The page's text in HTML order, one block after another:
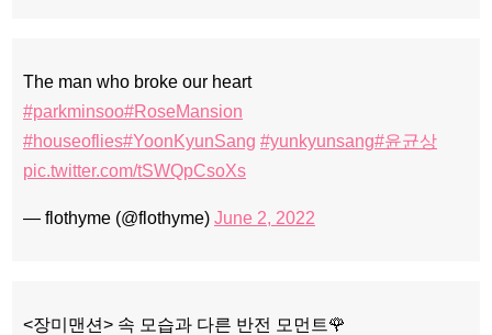
The man who broke our heart
#parkminsoo#RoseMansion
#houseoflies#YoonKyunSang #yunkyunsang#윤균상
pic.twitter.com/tSWQpCsoXs
— flothyme (@flothyme) June 2, 2022
<장미맨션> 속 모습과 다른 반전 모먼트🌹